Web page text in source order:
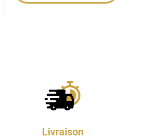
Livraison